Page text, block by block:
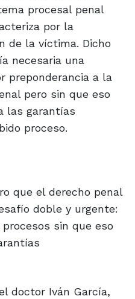
procesal penal
por la
de la víctima. Dicho
necesaria una
preponderancia a la
pero sin que eso
las garantías
proceso.
que el derecho penal
doble y urgente:
sin que eso
doctor Iván García,